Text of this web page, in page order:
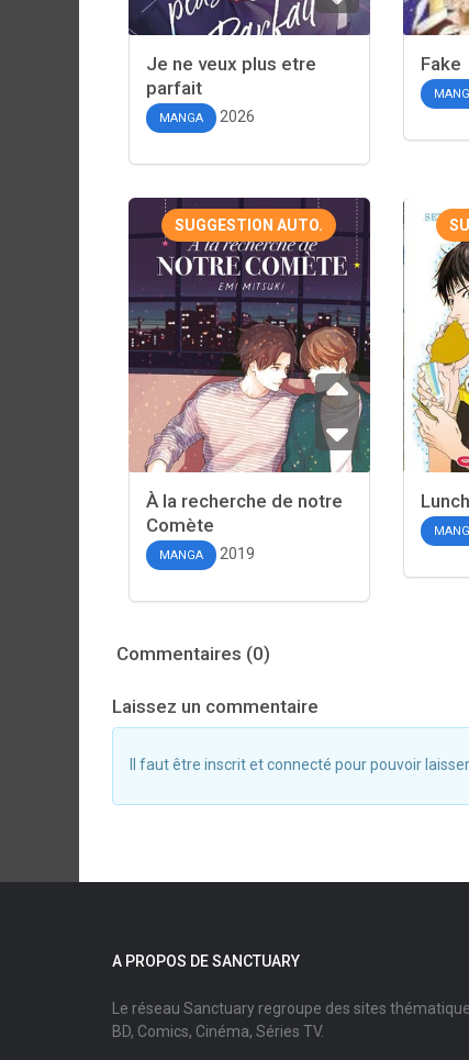
Je ne veux plus etre
parfait
MANGA 2026
Fake
SUGGESTION AUTO.
À la recherche de notre
Comète
MANGA 2019
Commentaires (0)
Laissez un commentaire
Il faut être inscrit et connecté pour pouvoir
A PROPOS DE SANCTUARY
Le réseau Sanctuary regroupe des sites
BD, Comics, Cinéma, Séries TV.